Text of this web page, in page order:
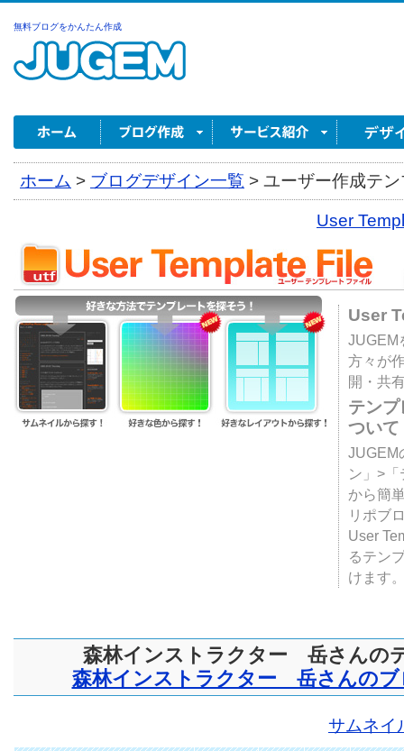
無料ブログをかんたん作成
ホーム > ブログデザイン一覧 > ユーザー作成テ
User
User
JUGEM
方々が
開・共
テン
ついて
JUGEM
ン」>
から簡
リポブ
User
るテン
けます
森林インストラクター 岳さんの
森林インストラクター 岳さんのブ
サムネイ